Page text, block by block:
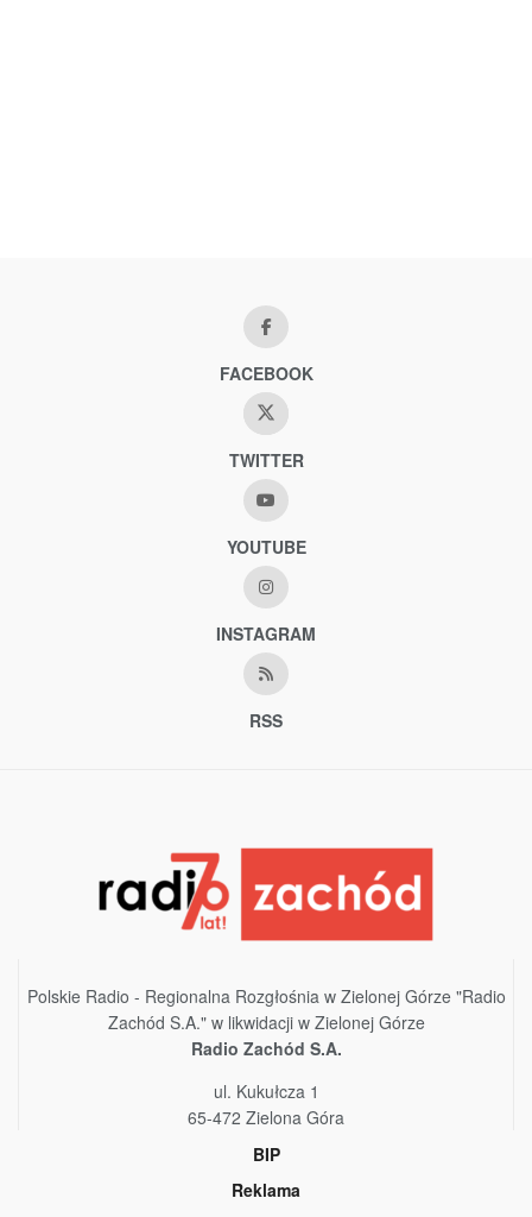
FACEBOOK
TWITTER
YOUTUBE
INSTAGRAM
RSS
Polskie Radio - Regionalna Rozgłośnia w Zielonej Górze "Radio
Zachód S.A." w likwidacji w Zielonej Górze
Radio Zachód S.A.
ul. Kukułcza 1
65-472 Zielona Góra
BIP
Reklama